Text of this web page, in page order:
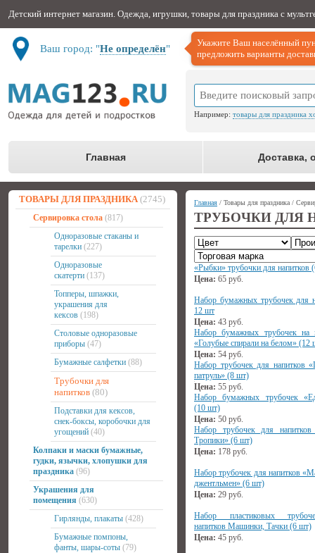
Детский интернет магазин. Одежда, игрушки, товары для праздника с
Ваш город: "Не определён"
Укажите Ваш населённый
предложить варианты
Например: товары для праздника
Главная Доставка,
ТОВАРЫ ДЛЯ ПРАЗДНИКА (2745)
Сервировка стола (817)
Одноразовые стаканы и
тарелки (227)
Одноразовые
скатерти (137)
Топперы, шпажки,
украшения для
кексов (198)
Столовые одноразовые
приборы (47)
Бумажные салфетки (88)
Трубочки для
напитков (80)
Подставки для кексов,
снек-боксы, коробочки для
угощений (40)
Колпаки и маски бумажные,
гудки, язычки, хлопушки для
праздника (96)
Украшения для
помещения (630)
Гирлянды, плакаты (428)
Бумажные помпоны,
фанты, шары-соты (79)
Главная / Товары для праздника /
ТРУБОЧКИ ДЛЯ
«Рыбки» трубочки для напитков
Цена: 65 руб.
Набор бумажных трубочек для
12 шт
Цена: 43 руб.
Набор бумажных трубочек на
«Голубые спирали на белом» (12
Цена: 54 руб.
Набор трубочек для напитков
патруль» (8 шт)
Цена: 55 руб.
Набор бумажных трубочек
(10 шт)
Цена: 50 руб.
Набор трубочек для
Тропики» (6 шт)
Цена: 178 руб.
Набор трубочек для напитков
джентльмен» (6 шт)
Цена: 29 руб.
Набор пластиковых
напитков Машинки, Тачки (6 шт)
Цена: 45 руб.